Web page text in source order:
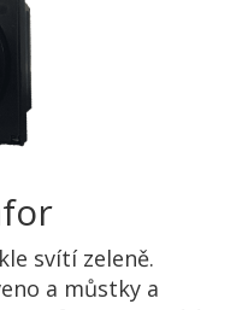
svítí zeleně.
a můstky a